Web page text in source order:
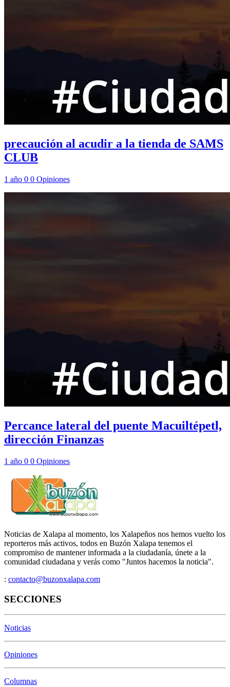
precaución al acudir a la tienda de SAMS
CLUB
1 año 0 0 Opiniones
Percance lateral del puente Macuiltépetl,
dirección Finanzas
1 año 0 0 Opiniones
Noticias de Xalapa al momento, los Xalapeños nos hemos vuelto los
reporteros más activos, todos en Buzón Xalapa tenemos el
compromiso de mantener informada a la ciudadanía, únete a la
comunidad ciudadana y verás como "Juntos hacemos la noticia".
: contacto@buzonxalapa.com
SECCIONES
Noticias
Opiniones
Columnas